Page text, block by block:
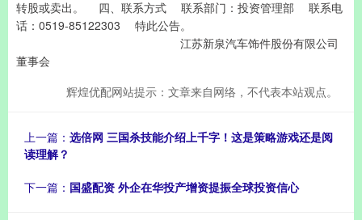
转股或卖出。 四、联系方式 联系部门：投资管理部 联系电
话：0519-85122303 特此公告。
江苏新泉汽车饰件股份有限公司
董事会
辉煌优配网站提示：文章来自网络，不代表本站观点。
上一篇： 选倍网 三国杀技能介绍上千字！这是策略游戏还是阅
读理解？
下一篇： 国盛配资 外企在华投产增资提振全球投资信心